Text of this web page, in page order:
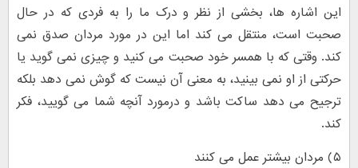
این اشاره ها، بخشی از نظر و درک ما را به فردی که در حال
صحبت است، منتقل می کند اما این در مورد مردان صدق نمی
کند. وقتی که با همسر خود صحبت می کنید و چیزی نمی گوید یا
حرکتی از او نمی بینید، به معنی آن نیست که گوش نمی دهد بلکه
ترجیح می دهد ساکت باشد و درمورد آنچه شما می گویید، فکر
کند.
۵) مردان بیشتر عمل می کنند